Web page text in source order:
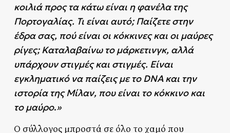
κοιλιά προς τα κάτω είναι η φανέλα της
Πορτογαλίας. Τι είναι αυτό; Παίζετε στην
έδρα σας, πού είναι οι κόκκινες και οι μαύρες
ρίγες; Καταλαβαίνω το μάρκετινγκ, αλλά
υπάρχουν στιγμές και στιγμές. Είναι
εγκληματικό να παίζεις με το DNA και την
ιστορία της Μίλαν, που είναι το κόκκινο και
το μαύρο.»
Ο σύλλογος μπροστά σε όλο το χαμό που